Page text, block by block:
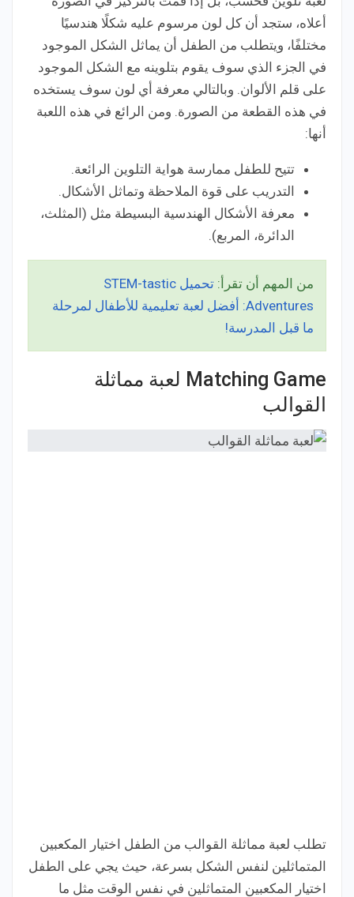
أعلاه، ستجد أن كل لون مرسوم عليه شكلًا هندسيًا
مختلفًا، ويتطلب من الطفل أن يماثل الشكل الموجود
في الجزء الذي سوف يقوم بتلوينه مع الشكل الموجود
على قلم الألوان. وبالتالي معرفة أي لون سوف يستخده
في هذه القطعة من الصورة. ومن الرائع في هذه اللعبة
أنها:
تتيح للطفل ممارسة هواية التلوين الرائعة.
التدريب على قوة الملاحظة وتماثل الأشكال.
معرفة الأشكال الهندسية البسيطة مثل (المثلث،
الدائرة، المربع).
من المهم أن تقرأ:
تحميل STEM-tastic
Adventures: أفضل لعبة تعليمية للأطفال لمرحلة
ما قبل المدرسة!
Matching Game لعبة مماثلة
القوالب
تطلب لعبة مماثلة القوالب من الطفل اختيار المكعبين
المتماثلين لنفس الشكل بسرعة، حيث يجي على الطفل
اختيار المكعبين المتماثلين في نفس الوقت مثل ما